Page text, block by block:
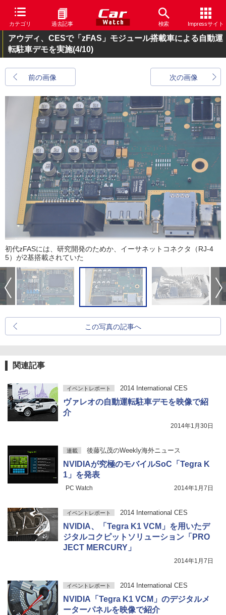
カテゴリ 過去記事 検索 Impressサイト
アウディ、CESで「zFAS」モジュール搭載車による自動運
転駐車デモを実施(4/10)
前の画像 次の画像
初代zFASには、研究開発のためか、イーサネットコネクタ（RJ-4
5）が2基搭載されていた
この写真の記事へ
関連記事
イベントレポート 2014 International CES
ヴァレオの自動運転駐車デモを映像で紹
介
2014年1月30日
連載 後藤弘茂のWeekly海外ニュース
NVIDIAが究極のモバイルSoC「Tegra K
1」を発表
PC Watch 2014年1月7日
イベントレポート 2014 International CES
NVIDIA、「Tegra K1 VCM」を用いたデ
ジタルコクピットソリューション「PRO
JECT MERCURY」
2014年1月7日
イベントレポート 2014 International CES
NVIDIA「Tegra K1 VCM」のデジタルメ
ーターパネルを映像で紹介